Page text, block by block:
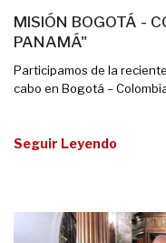
MISIÓN BOGOTÁ -
PANAMÁ"
Participamos de la
cabo en Bogotá –
Seguir Leyendo